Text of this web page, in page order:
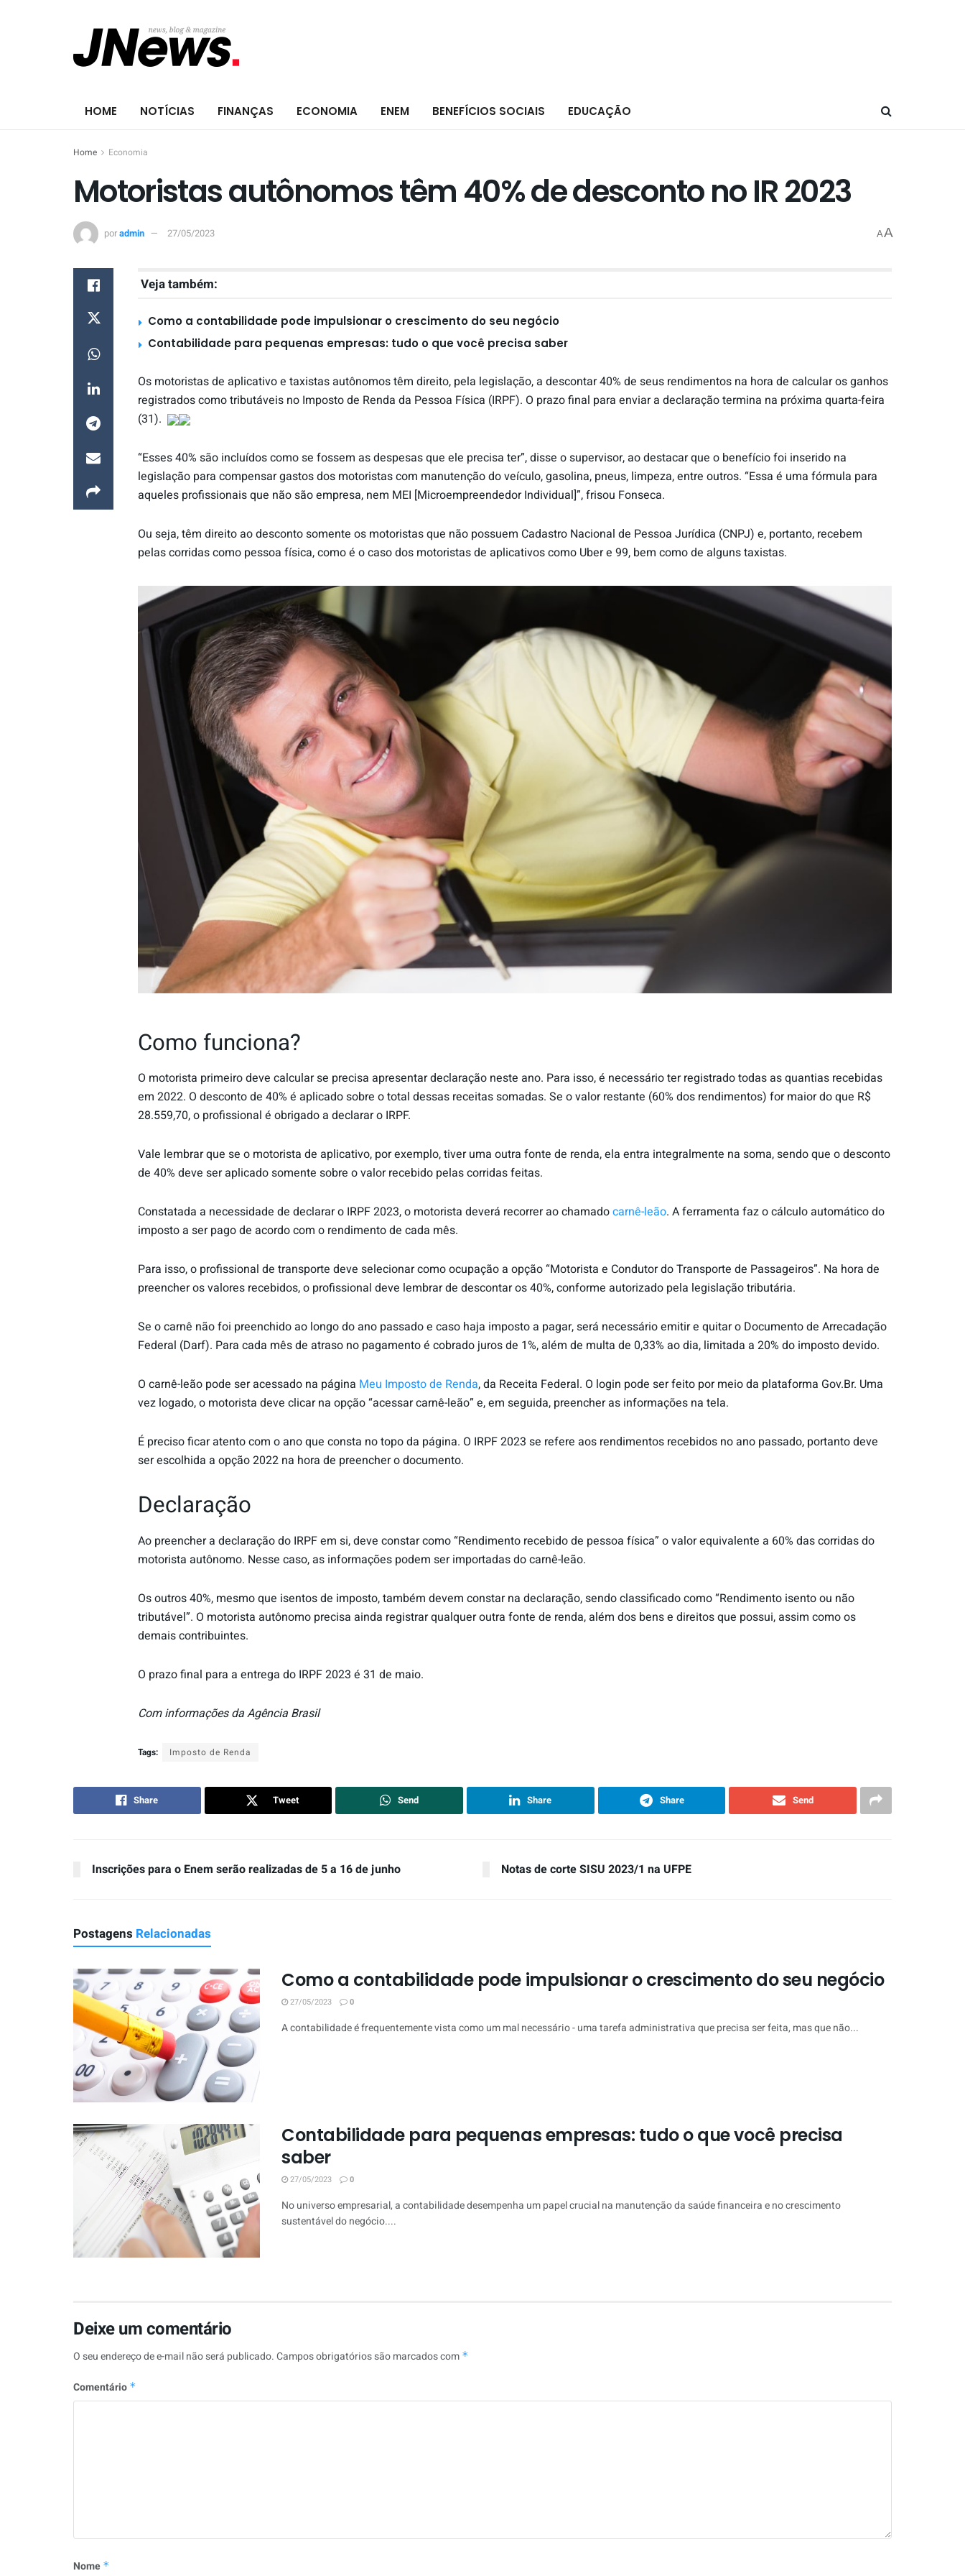
HOME NOTÍCIAS FINANÇAS ECONOMIA ENEM BENEFÍCIOS SOCIAIS EDUCAÇÃO
Home Economia
Motoristas autônomos têm 40% de desconto no IR 2023
poradmin 27/05/2023 AA
Veja também:
Como a contabilidade pode impulsionar o crescimento do seu negócio
Contabilidade para pequenas empresas: tudo o que você precisa saber
Os motoristas de aplicativo e taxistas autônomos têm direito, pela legislação, a descontar 40% de seus rendimentos na hora de calcular os ganhos
registrados como tributáveis no Imposto de Renda da Pessoa Física (IRPF). O prazo final para enviar a declaração termina na próxima quarta-feira
(31).
“Esses 40% são incluídos como se fossem as despesas que ele precisa ter”, disse o supervisor, ao destacar que o benefício foi inserido na
legislação para compensar gastos dos motoristas com manutenção do veículo, gasolina, pneus, limpeza, entre outros. “Essa é uma fórmula para
aqueles profissionais que não são empresa, nem MEI [Microempreendedor Individual]”, frisou Fonseca.
Ou seja, têm direito ao desconto somente os motoristas que não possuem Cadastro Nacional de Pessoa Jurídica (CNPJ) e, portanto, recebem
pelas corridas como pessoa física, como é o caso dos motoristas de aplicativos como Uber e 99, bem como de alguns taxistas.
Como funciona?
O motorista primeiro deve calcular se precisa apresentar declaração neste ano. Para isso, é necessário ter registrado todas as quantias recebidas
em 2022. O desconto de 40% é aplicado sobre o total dessas receitas somadas. Se o valor restante (60% dos rendimentos) for maior do que R$
28.559,70, o profissional é obrigado a declarar o IRPF.
Vale lembrar que se o motorista de aplicativo, por exemplo, tiver uma outra fonte de renda, ela entra integralmente na soma, sendo que o desconto
de 40% deve ser aplicado somente sobre o valor recebido pelas corridas feitas.
Constatada a necessidade de declarar o IRPF 2023, o motorista deverá recorrer ao chamadocarnê-leão. A ferramenta faz o cálculo automático do
imposto a ser pago de acordo com o rendimento de cada mês.
Para isso, o profissional de transporte deve selecionar como ocupação a opção “Motorista e Condutor do Transporte de Passageiros”. Na hora de
preencher os valores recebidos, o profissional deve lembrar de descontar os 40%, conforme autorizado pela legislação tributária.
Se o carnê não foi preenchido ao longo do ano passado e caso haja imposto a pagar, será necessário emitir e quitar o Documento de Arrecadação
Federal (Darf). Para cada mês de atraso no pagamento é cobrado juros de 1%, além de multa de 0,33% ao dia, limitada a 20% do imposto devido.
O carnê-leão pode ser acessado na página Meu Imposto de Renda, da Receita Federal. O login pode ser feito por meio da plataforma Gov.Br. Uma
vez logado, o motorista deve clicar na opção “acessar carnê-leão” e, em seguida, preencher as informações na tela.
É preciso ficar atento com o ano que consta no topo da página. O IRPF 2023 se refere aos rendimentos recebidos no ano passado, portanto deve
ser escolhida a opção 2022 na hora de preencher o documento.
Declaração
Ao preencher a declaração do IRPF em si, deve constar como “Rendimento recebido de pessoa física” o valor equivalente a 60% das corridas do
motorista autônomo. Nesse caso, as informações podem ser importadas do carnê-leão.
Os outros 40%, mesmo que isentos de imposto, também devem constar na declaração, sendo classificado como “Rendimento isento ou não
tributável”. O motorista autônomo precisa ainda registrar qualquer outra fonte de renda, além dos bens e direitos que possui, assim como os
demais contribuintes.
O prazo final para a entrega do IRPF 2023 é 31 de maio.
Com informações da Agência Brasil
Tags: Imposto de Renda
Share Tweet Send Share Share Send
Inscrições para o Enem serão realizadas de 5 a 16 de junho Notas de corte SISU 2023/1 na UFPE
Postagens Relacionadas
Como a contabilidade pode impulsionar o crescimento do seu negócio
27/05/2023 0
A contabilidade é frequentemente vista como um mal necessário - uma tarefa administrativa que precisa ser feita, mas que não...
Contabilidade para pequenas empresas: tudo o que você precisa
saber
27/05/2023 0
No universo empresarial, a contabilidade desempenha um papel crucial na manutenção da saúde financeira e no crescimento
sustentável do negócio....
Deixe um comentário
O seu endereço de e-mail não será publicado.Campos obrigatórios são marcados com *
Comentário *
Nome *